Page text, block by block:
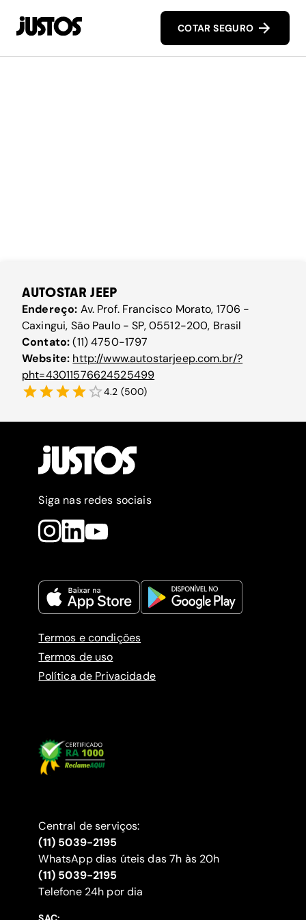
COTAR SEGURO
AUTOSTAR JEEP
Endereço: Av. Prof. Francisco Morato, 1706 -
Caxingui, São Paulo - SP, 05512-200, Brasil
Contato:(11) 4750-1797
Website: http://www.autostarjeep.com.br/?
pht=43011576624525499
4.2 (500)
Siga nas redes sociais
Termos e condições
Termos de uso
Política de Privacidade
Central de serviços:
(11) 5039-2195
WhatsApp dias úteis das 7h às 20h
(11) 5039-2195
‍Telefone 24h por dia